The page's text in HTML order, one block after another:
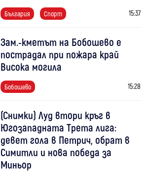
България Спорт 15:37
Зам.-кметът на Бобошево е
пострадал при пожара край
Висока могила
Бобошево 15:28
(Снимки) Луд втори кръг в
Югозападната Трета лига:
девет гола в Петрич, обрат в
Симитли и нова победа за
Миньор